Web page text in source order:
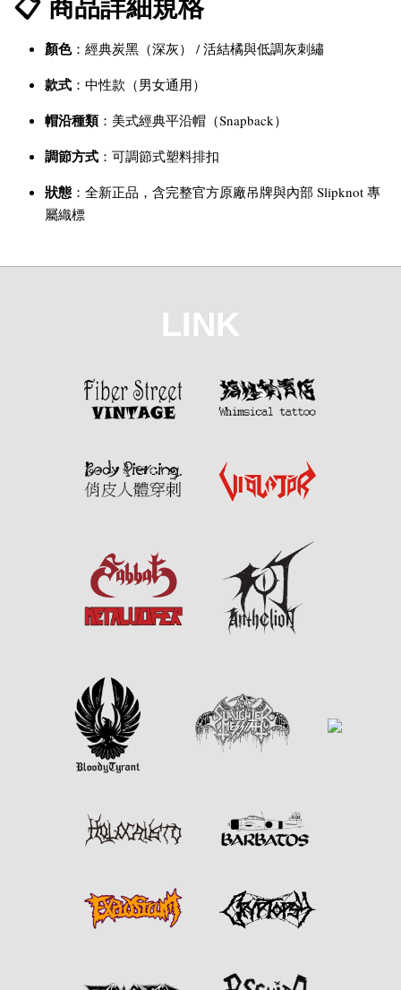
📋 商品詳細規格
顏色：經典炭黑（深灰） / 活結橘與低調灰刺繡
款式 ：中性款（男女通用）
帽沿種類：美式經典平沿帽（Snapback）
調節方式 ：可調節式塑料排扣
狀態 ：全新正品，含完整官方原廠吊牌與內部 Slipknot 專
屬織標
LINK